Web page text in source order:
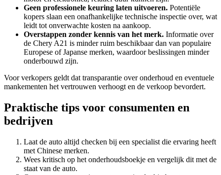
Geen professionele keuring laten uitvoeren. Potentiële
kopers slaan een onafhankelijke technische inspectie over, wat
leidt tot onverwachte kosten na aankoop.
Overstappen zonder kennis van het merk. Informatie over
de Chery A21 is minder ruim beschikbaar dan van populaire
Europese of Japanse merken, waardoor beslissingen minder
onderbouwd zijn.
Voor verkopers geldt dat transparantie over onderhoud en eventuele
mankementen het vertrouwen verhoogt en de verkoop bevordert.
Praktische tips voor consumenten en
bedrijven
Laat de auto altijd checken bij een specialist die ervaring heeft
met Chinese merken.
Wees kritisch op het onderhoudsboekje en vergelijk dit met de
staat van de auto.